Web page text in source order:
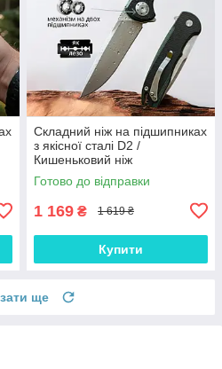
Складний ніж на підшипниках
з якісної сталі D2 /
Кишеньковий ніж
одноручного відкривання
розкладний EDC, для зсу, GT-
Готово до відправки
1 169 ₴ 1 619 ₴
Купити
ще